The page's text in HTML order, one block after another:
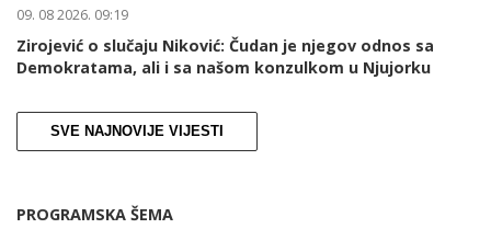
09. 08 2026. 09:19
Zirojević o slučaju Niković: Čudan je njegov odnos sa
Demokratama, ali i sa našom konzulkom u Njujorku
SVE NAJNOVIJE VIJESTI
PROGRAMSKA ŠEMA